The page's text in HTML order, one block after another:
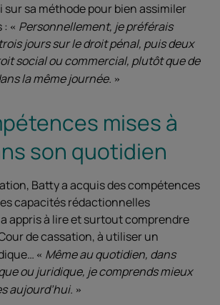
sur sa méthode pour bien assimiler
:
Personnellement, je préférais
jours sur le droit pénal, puis deux
social ou commercial, plutôt que de
la même journée.
mises à
son quotidien
Batty a acquis des compétences
capacités rédactionnelles
a appris à lire et surtout comprendre
de cassation, à utiliser un
Même au quotidien, dans
ou juridique, je comprends mieux
aujourd’hui.